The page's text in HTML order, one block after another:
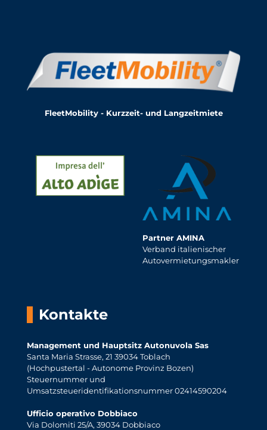
FleetMobility - Kurzzeit- und Langzeitmiete
Partner AMINA
Verband italienischer
Autovermietungsmakler
Kontakte
Management und Hauptsitz Autonuvola Sas
Santa Maria Strasse, 21 39034 Toblach
(Hochpustertal - Autonome Provinz Bozen)
Steuernummer und
Umsatzsteueridentifikationsnummer 02414590204
Ufficio operativo Dobbiaco
Via Dolomiti 25/A, 39034 Dobbiaco